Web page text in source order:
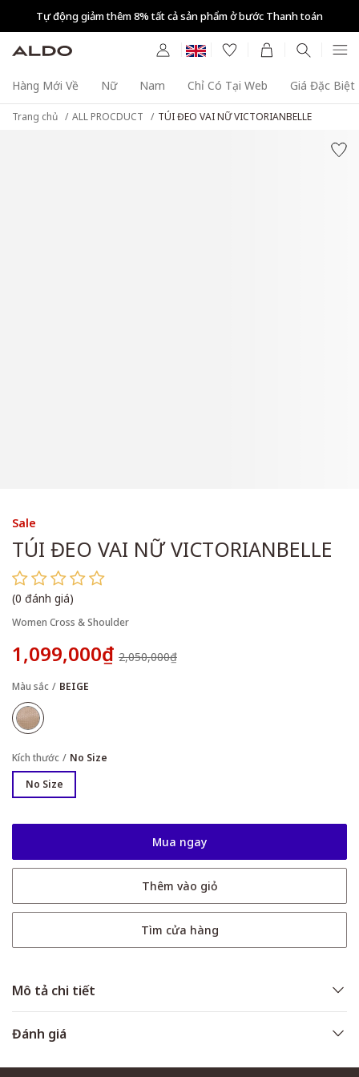
Tự động giảm thêm 8% tất cả sản phẩm ở bước Thanh toán
Hàng Mới Về Nữ Nam Chỉ Có Tại Web Giá Đặc Biệt
Trang chủ ALL PROCDUCT TÚI ĐEO VAI NỮ VICTORIANBELLE
Sale
TÚI ĐEO VAI NỮ VICTORIANBELLE
(0 đánh giá)
Women Cross & Shoulder
1,099,000₫ 2,050,000₫
Màu sắc BEIGE
Kích thước
No Size
No Size
Mô tả chi tiết
Đánh giá
Mua ngay
Thêm vào giỏ
Tìm cửa hàng